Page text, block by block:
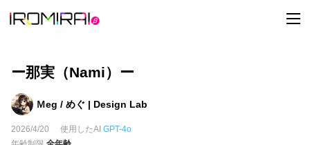
t
o
ー那実（Nami）ー
Ｍeg / めぐ | Design Lab
2026/4/20 使用したAI GPT-4o